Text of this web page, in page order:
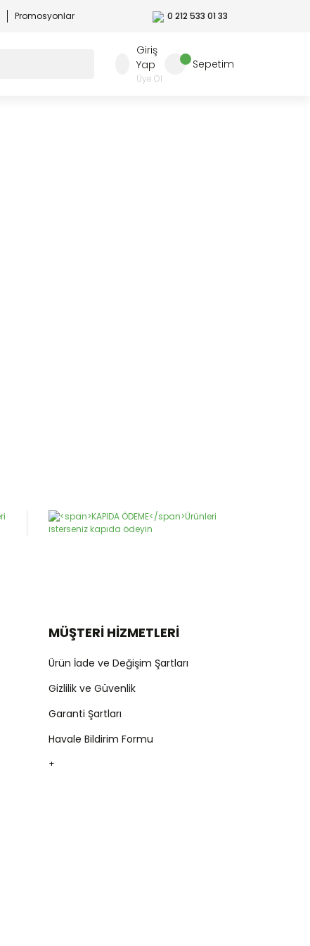
Promosyonlar 0 212 533 01 33
Giriş
Yap
Üye Ol
Sepetim
MÜŞTERİ HİZMETLERİ
Ürün İade ve Değişim Şartları
Gizlilik ve Güvenlik
Garanti Şartları
Havale Bildirim Formu
+